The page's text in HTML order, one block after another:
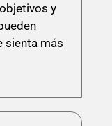
y
sienta más